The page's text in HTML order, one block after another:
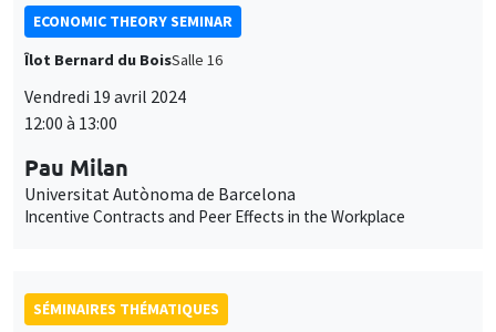
ECONOMIC THEORY SEMINAR
Îlot Bernard du BoisSalle 16
Vendredi 19 avril 2024
12:00 à 13:00
Pau Milan
Universitat Autònoma de Barcelona
Incentive Contracts and Peer Effects in the Workplace
SÉMINAIRES THÉMATIQUES